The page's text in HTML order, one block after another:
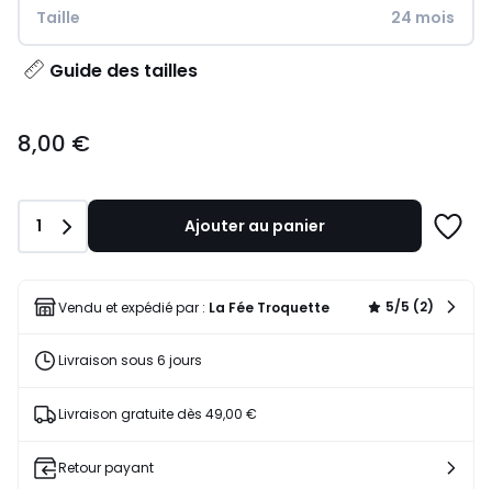
Taille 24 mois
Guide des tailles
€.
8,00 €
Quantité
1 Ajouter au panier
liste
Vendu et expédié par : La Fée Troquette 5/5 (2)
Livraison sous 6 jours
Livraison gratuite dès 49,00 €
Retour payant